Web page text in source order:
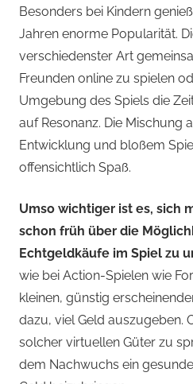
Besonders bei Kindern
Jahren enorme Popularität.
verschiedenster Art
Freunden online zu spielen
Umgebung des Spiels die
auf Resonanz. Die Mischung
Entwicklung und bloßem
offensichtlich Spaß.
Umso wichtiger ist es, sich
schon früh über die
Echtgeldkäufe im Spiel zu
wie bei Action-Spielen wie
kleinen, günstig
dazu, viel Geld auszugeben.
solcher virtuellen Güter zu
dem Nachwuchs ein